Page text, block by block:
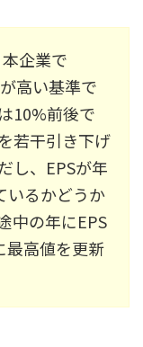
本企業で
高い基準で
10%前後で
若干引き下げ
し、EPSが年
いるかどうか
中の年にEPS
最高値を更新